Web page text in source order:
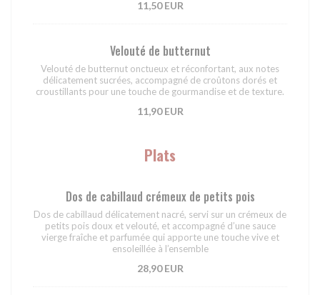
11,50 EUR
Velouté de butternut
Velouté de butternut onctueux et réconfortant, aux notes
délicatement sucrées, accompagné de croûtons dorés et
croustillants pour une touche de gourmandise et de texture.
11,90 EUR
Plats
Dos de cabillaud crémeux de petits pois
Dos de cabillaud délicatement nacré, servi sur un crémeux de
petits pois doux et velouté, et accompagné d’une sauce
vierge fraîche et parfumée qui apporte une touche vive et
ensoleillée à l’ensemble
28,90 EUR